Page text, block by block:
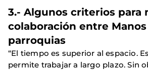
3.- Algunos criterios para
colaboración entre
parroquias
“El tiempo es superior al espacio.
permite trabajar a largo plazo. Sin